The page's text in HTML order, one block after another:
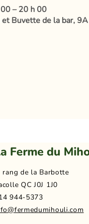
– 20 h 00
Buvette de la bar,
Ferme du
rang de la Barbotte
QC J0J 1J0
944-5373